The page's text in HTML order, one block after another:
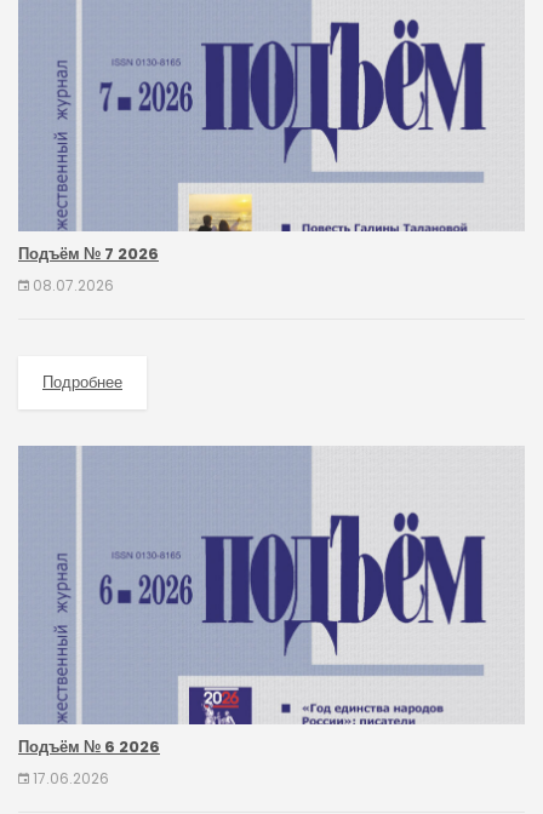
Подъём № 7 2026
08.07.2026
Подробнее
Подъём № 6 2026
17.06.2026